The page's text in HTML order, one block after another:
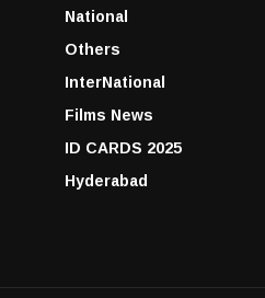
National
Others
InterNational
Films News
ID CARDS 2025
Hyderabad